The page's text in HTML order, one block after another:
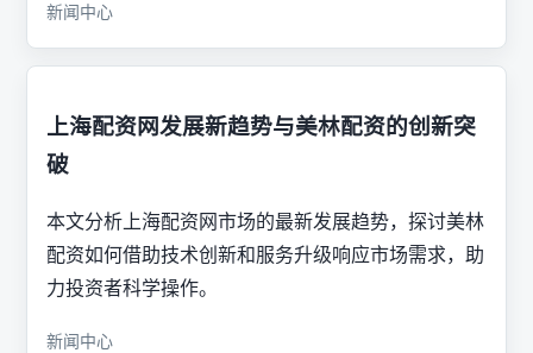
新闻中心
上海配资网发展新趋势与美林配资的创新突
破
本文分析上海配资网市场的最新发展趋势，探讨美林
配资如何借助技术创新和服务升级响应市场需求，助
力投资者科学操作。
新闻中心